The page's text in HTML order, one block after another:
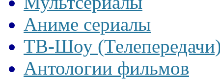
Аниме сериалы
ТВ-Шоу
Антологии фильмов